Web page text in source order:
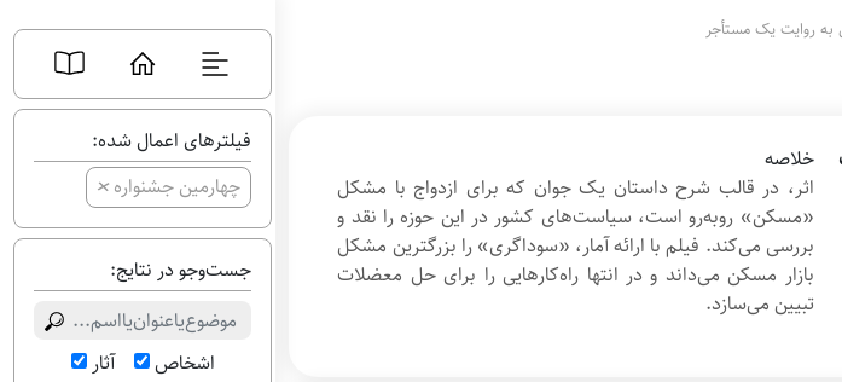
فیلترهای اعمال شده:
چهارمین جشنواره+
جست‌وجو در نتایج:
اشخاص آثار
روایت یک مستأجر
خلاصه
اثر، در قالب شرح داستان یک جوان که برای ازدواج با مشکل
«مسکن» روبه‌رو است، سیاست‌های کشور در این حوزه را نقد و
بررسی می‌کند. فیلم با ارائه آمار، «سوداگری» را بزرگترین مشکل
بازار مسکن می‌داند و در انتها راه‌کارهایی را برای حل معضلات
تبیین می‌سازد.